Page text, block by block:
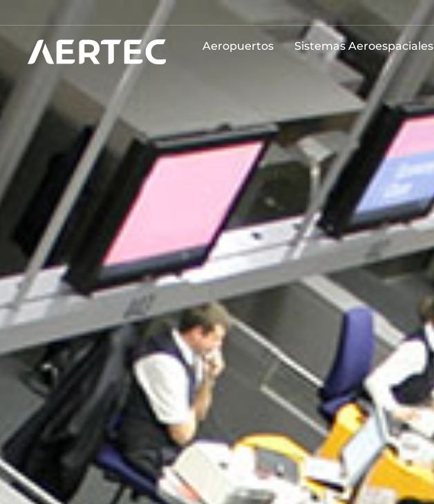
Aeropuertos Sistemas Aeroespaciales